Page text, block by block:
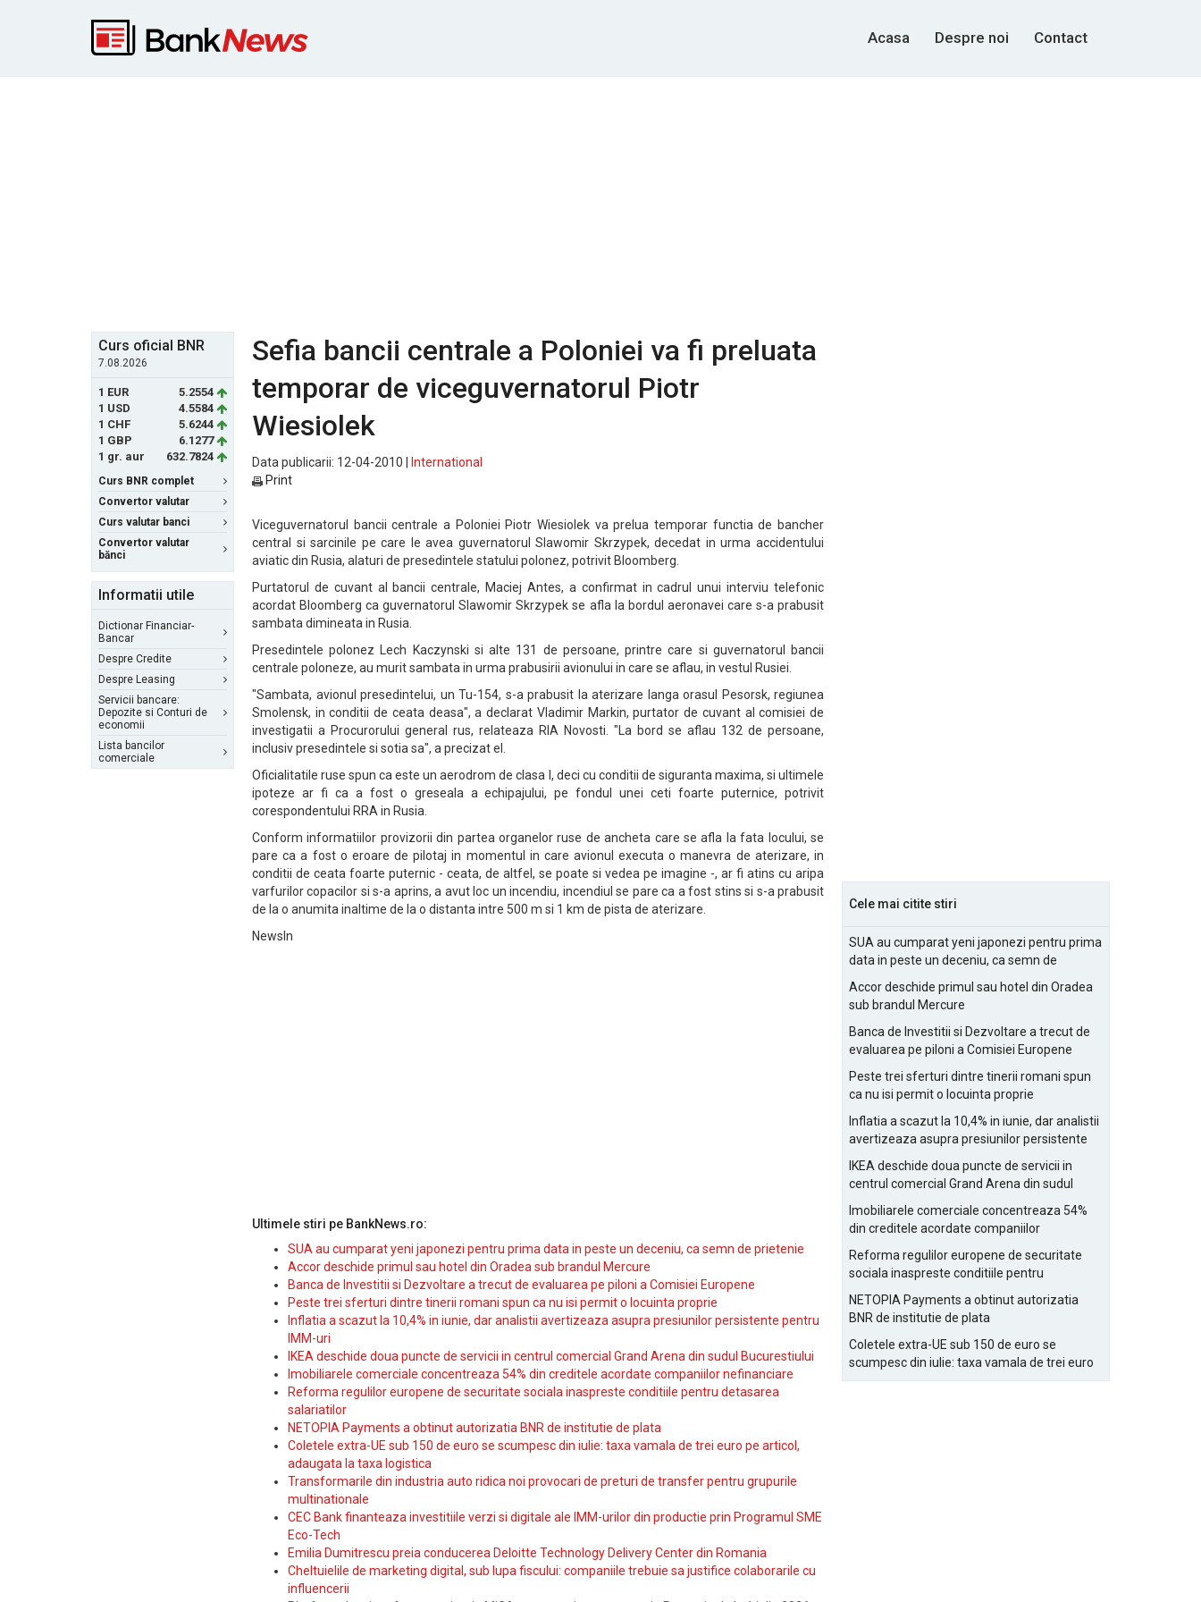
Acasa Despre noi Contact
Curs oficial BNR
7.08.2026
1 EUR
5.2554
1 USD
4.5584
1 CHF
5.6244
1 GBP
6.1277
1 gr. aur
632.7824
Curs BNR complet
Convertor valutar
Curs valutar banci
Convertor valutar
bănci
Informatii utile
Dictionar Financiar-
Bancar
Despre Credite
Despre Leasing
Servicii bancare:
Depozite si Conturi de
economii
Lista bancilor
comerciale
Sefia bancii centrale a Poloniei va fi preluata
temporar de viceguvernatorul Piotr
Wiesiolek
Data publicarii: 12-04-2010 |
International
Print
Viceguvernatorul bancii centrale a Poloniei Piotr Wiesiolek va prelua temporar functia de bancher
central si sarcinile pe care le avea guvernatorul Slawomir Skrzypek, decedat in urma accidentului
aviatic din Rusia, alaturi de presedintele statului polonez, potrivit Bloomberg.
Purtatorul de cuvant al bancii centrale, Maciej Antes, a confirmat in cadrul unui interviu telefonic
acordat Bloomberg ca guvernatorul Slawomir Skrzypek se afla la bordul aeronavei care s-a prabusit
sambata dimineata in Rusia.
Presedintele polonez Lech Kaczynski si alte 131 de persoane, printre care si guvernatorul bancii
centrale poloneze, au murit sambata in urma prabusirii avionului in care se aflau, in vestul Rusiei.
"Sambata, avionul presedintelui, un Tu-154, s-a prabusit la aterizare langa orasul Pesorsk, regiunea
Smolensk, in conditii de ceata deasa", a declarat Vladimir Markin, purtator de cuvant al comisiei de
investigatii a Procurorului general rus, relateaza RIA Novosti. "La bord se aflau 132 de persoane,
inclusiv presedintele si sotia sa", a precizat el.
Oficialitatile ruse spun ca este un aerodrom de clasa I, deci cu conditii de siguranta maxima, si ultimele
ipoteze ar fi ca a fost o greseala a echipajului, pe fondul unei ceti foarte puternice, potrivit
corespondentului RRA in Rusia.
Conform informatiilor provizorii din partea organelor ruse de ancheta care se afla la fata locului, se
pare ca a fost o eroare de pilotaj in momentul in care avionul executa o manevra de aterizare, in
conditii de ceata foarte puternic - ceata, de altfel, se poate si vedea pe imagine -, ar fi atins cu aripa
varfurilor copacilor si s-a aprins, a avut loc un incendiu, incendiul se pare ca a fost stins si s-a prabusit
de la o anumita inaltime de la o distanta intre 500 m si 1 km de pista de aterizare.
NewsIn
Ultimele stiri pe BankNews.ro:
SUA au cumparat yeni japonezi pentru prima data in peste un deceniu, ca semn de prietenie
Accor deschide primul sau hotel din Oradea sub brandul Mercure
Banca de Investitii si Dezvoltare a trecut de evaluarea pe piloni a Comisiei Europene
Peste trei sferturi dintre tinerii romani spun ca nu isi permit o locuinta proprie
Inflatia a scazut la 10,4% in iunie, dar analistii avertizeaza asupra presiunilor persistente pentru
IMM-uri
IKEA deschide doua puncte de servicii in centrul comercial Grand Arena din sudul Bucurestiului
Imobiliarele comerciale concentreaza 54% din creditele acordate companiilor nefinanciare
Reforma regulilor europene de securitate sociala inaspreste conditiile pentru detasarea
salariatilor
NETOPIA Payments a obtinut autorizatia BNR de institutie de plata
Coletele extra-UE sub 150 de euro se scumpesc din iulie: taxa vamala de trei euro pe articol,
adaugata la taxa logistica
Transformarile din industria auto ridica noi provocari de preturi de transfer pentru grupurile
multinationale
CEC Bank finanteaza investitiile verzi si digitale ale IMM-urilor din productie prin Programul SME
Eco-Tech
Emilia Dumitrescu preia conducerea Deloitte Technology Delivery Center din Romania
Cheltuielile de marketing digital, sub lupa fiscului: companiile trebuie sa justifice colaborarile cu
influencerii
Cele mai citite stiri
SUA au cumparat yeni japonezi pentru prima
data in peste un deceniu, ca semn de
Accor deschide primul sau hotel din Oradea
sub brandul Mercure
Banca de Investitii si Dezvoltare a trecut de
evaluarea pe piloni a Comisiei Europene
Peste trei sferturi dintre tinerii romani spun
ca nu isi permit o locuinta proprie
Inflatia a scazut la 10,4% in iunie, dar analistii
avertizeaza asupra presiunilor persistente
IKEA deschide doua puncte de servicii in
centrul comercial Grand Arena din sudul
Imobiliarele comerciale concentreaza 54%
din creditele acordate companiilor
Reforma regulilor europene de securitate
sociala inaspreste conditiile pentru
NETOPIA Payments a obtinut autorizatia
BNR de institutie de plata
Coletele extra-UE sub 150 de euro se
scumpesc din iulie: taxa vamala de trei euro
pe articol, adaugata la taxa logistica